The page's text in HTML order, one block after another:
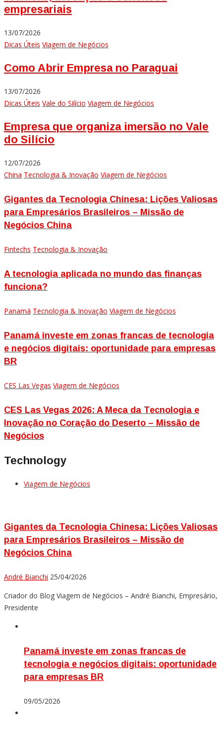
empresariais
13/07/2026
Dicas Úteis Viagem de Negócios
Como Abrir Empresa no Paraguai
13/07/2026
Dicas Úteis Vale do Silício Viagem de Negócios
Empresa que organiza imersão no Vale
do Silício
12/07/2026
China Tecnologia & Inovação Viagem de Negócios
Gigantes da Tecnologia Chinesa: Lições Valiosas
para Empresários Brasileiros – Missão de
Negócios China
Fintechs Tecnologia & Inovação
A tecnologia aplicada no mundo das finanças
funciona?
Panamá Tecnologia & Inovação Viagem de Negócios
Panamá investe em zonas francas de tecnologia
e negócios digitais: oportunidade para empresas
BR
CES Las Vegas Viagem de Negócios
CES Las Vegas 2026: A Meca da Tecnologia e
Inovação no Coração do Deserto – Missão de
Negócios
Technology
Viagem de Negócios
Gigantes da Tecnologia Chinesa: Lições Valiosas
para Empresários Brasileiros – Missão de
Negócios China
André Bianchi 25/04/2026
Criador do Blog Viagem de Negócios – André Bianchi, Empresário,
Presidente
Panamá investe em zonas francas de
tecnologia e negócios digitais: oportunidade
para empresas BR
09/05/2026